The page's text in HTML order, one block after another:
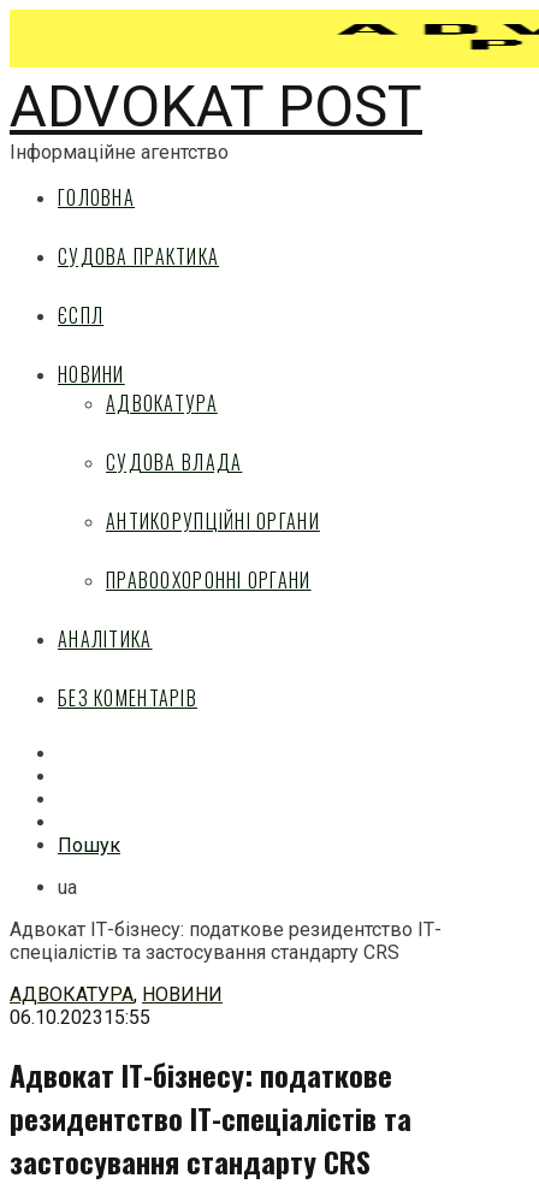
ADVOKAT POST
Інформаційне агентство
ГОЛОВНА
СУДОВА ПРАКТИКА
ЄСПЛ
НОВИНИ
АДВОКАТУРА
СУДОВА ВЛАДА
АНТИКОРУПЦІЙНІ ОРГАНИ
ПРАВООХОРОННІ ОРГАНИ
АНАЛІТИКА
БЕЗ КОМЕНТАРІВ
Пошук
ua
Адвокат ІТ-бізнесу: податкове резидентство ІТ-
спеціалістів та застосування стандарту CRS
Перейти
до
АДВОКАТУРА, НОВИНИ
06.10.202315:55
Адвокат ІТ-бізнесу: податкове
резидентство ІТ-спеціалістів та
застосування стандарту CRS